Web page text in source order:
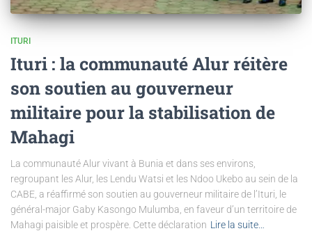
ITURI
Ituri : la communauté Alur réitère
son soutien au gouverneur
militaire pour la stabilisation de
Mahagi
La communauté Alur vivant à Bunia et dans ses environs,
regroupant les Alur, les Lendu Watsi et les Ndoo Ukebo au sein de la
CABE, a réaffirmé son soutien au gouverneur militaire de l’Ituri, le
général-major Gaby Kasongo Mulumba, en faveur d’un territoire de
Mahagi paisible et prospère. Cette déclaration Lire la suite…